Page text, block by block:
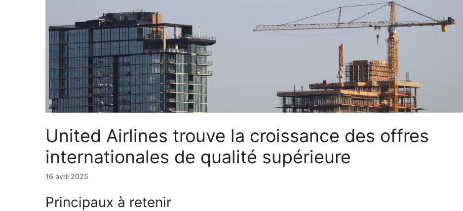
United Airlines trouve la croissance des offres
internationales de qualité supérieure
16 avril 2025
Principaux à retenir